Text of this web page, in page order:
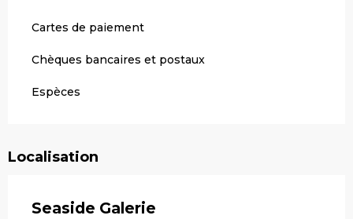
Cartes de paiement
Chèques bancaires et postaux
Espèces
Localisation
Seaside Galerie